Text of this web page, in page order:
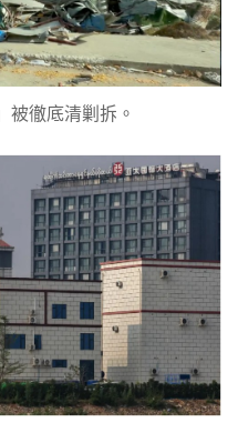
被徹底清剿拆。